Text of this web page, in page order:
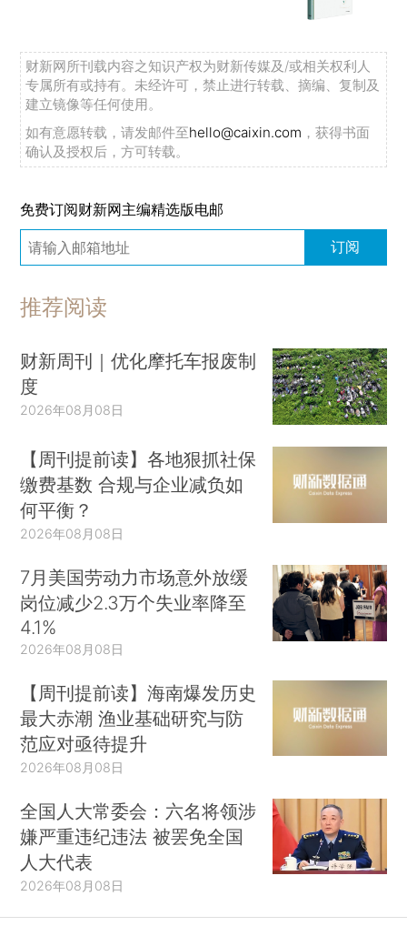
财新网所刊载内容之知识产权为财新传媒及/或相关权利人
专属所有或持有。未经许可，禁止进行转载、摘编、复制及
建立镜像等任何使用。
如有意愿转载，请发邮件至hello@caixin.com ，获得书面
确认及授权后，方可转载。
免费订阅财新网主编精选版电邮
订阅
推荐阅读
财新周刊｜优化摩托车报废制
度
2026年08月08日
【周刊提前读】各地狠抓社保
缴费基数 合规与企业减负如
何平衡？
2026年08月08日
7月美国劳动力市场意外放缓
岗位减少2.3万个失业率降至
4.1%
2026年08月08日
【周刊提前读】海南爆发历史
最大赤潮 渔业基础研究与防
范应对亟待提升
2026年08月08日
全国人大常委会：六名将领涉
嫌严重违纪违法 被罢免全国
人大代表
2026年08月08日